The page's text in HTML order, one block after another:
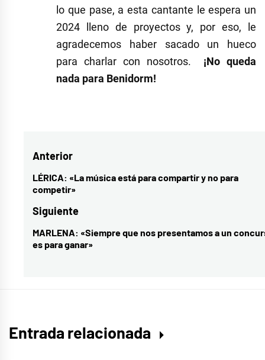
lo que pase, a esta cantante le espera un
2024 lleno de proyectos y, por eso, le
agradecemos haber sacado un hueco
para charlar con nosotros. ¡No queda
nada para Benidorm!
Navegación
de
entradas
Anterior
Entrada
anterior:
LÉRICA: «La música está para compartir y no para
competir»
Siguiente
Entrada
siguiente:
MARLENA: «Siempre que nos presentamos a un
es para ganar»
Entrada relacionada